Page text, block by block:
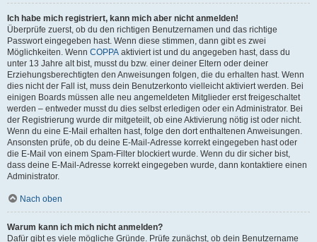
Ich habe mich registriert, kann mich aber nicht anmelden!
Überprüfe zuerst, ob du den richtigen Benutzernamen und das richtige
Passwort eingegeben hast. Wenn diese stimmen, dann gibt es zwei
Möglichkeiten. Wenn COPPA aktiviert ist und du angegeben hast, dass du
unter 13 Jahre alt bist, musst du bzw. einer deiner Eltern oder deiner
Erziehungsberechtigten den Anweisungen folgen, die du erhalten hast. Wenn
dies nicht der Fall ist, muss dein Benutzerkonto vielleicht aktiviert werden. Bei
einigen Boards müssen alle neu angemeldeten Mitglieder erst freigeschaltet
werden – entweder musst du dies selbst erledigen oder ein Administrator. Bei
der Registrierung wurde dir mitgeteilt, ob eine Aktivierung nötig ist oder nicht.
Wenn du eine E-Mail erhalten hast, folge den dort enthaltenen Anweisungen.
Ansonsten prüfe, ob du deine E-Mail-Adresse korrekt eingegeben hast oder
die E-Mail von einem Spam-Filter blockiert wurde. Wenn du dir sicher bist,
dass deine E-Mail-Adresse korrekt eingegeben wurde, dann kontaktiere einen
Administrator.
Nach oben
Warum kann ich mich nicht anmelden?
Dafür gibt es viele mögliche Gründe. Prüfe zunächst, ob dein Benutzername